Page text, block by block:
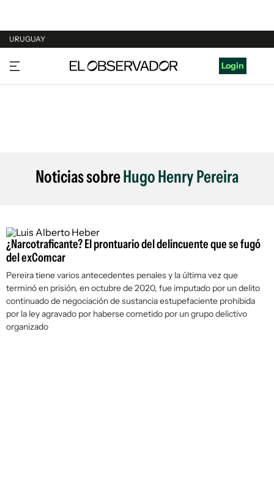
URUGUAY
URUGUAY
ARGENTINA
Login
Noticias sobreHugo Henry Pereira
¿Narcotraficante? El prontuario del delincuente que se fugó
del exComcar
Pereira tiene varios antecedentes penales y la última vez que
terminó en prisión, en octubre de 2020, fue imputado por un delito
continuado de negociación de sustancia estupefaciente prohibida
por la ley agravado por haberse cometido por un grupo delictivo
organizado